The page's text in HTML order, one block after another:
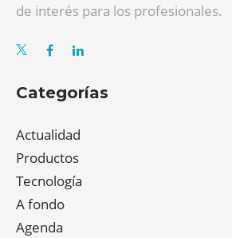
de interés para los profesionales.
Categorías
Actualidad
Productos
Tecnología
A fondo
Agenda